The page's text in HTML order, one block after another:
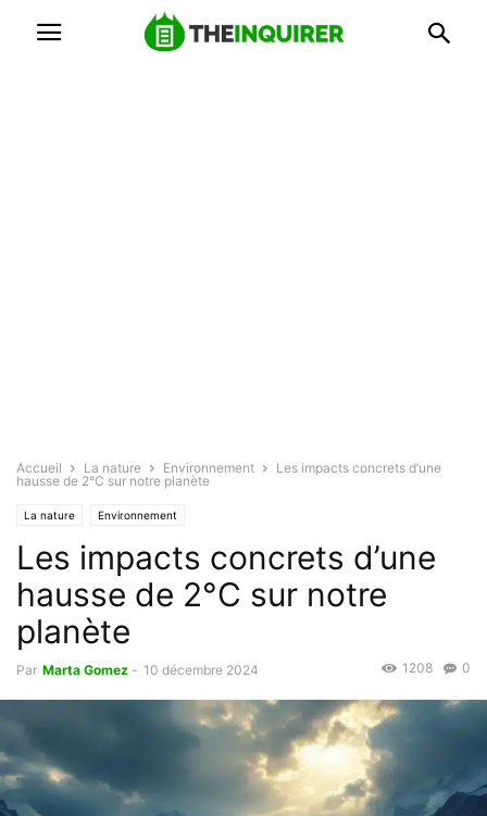
Accueil La nature Environnement
Les impacts concrets d’une
hausse de 2°C sur notre planète
La nature Environnement
Les impacts concrets d’une
hausse de 2°C sur notre
planète
Par Marta Gomez - 10 décembre 2024 0
1208